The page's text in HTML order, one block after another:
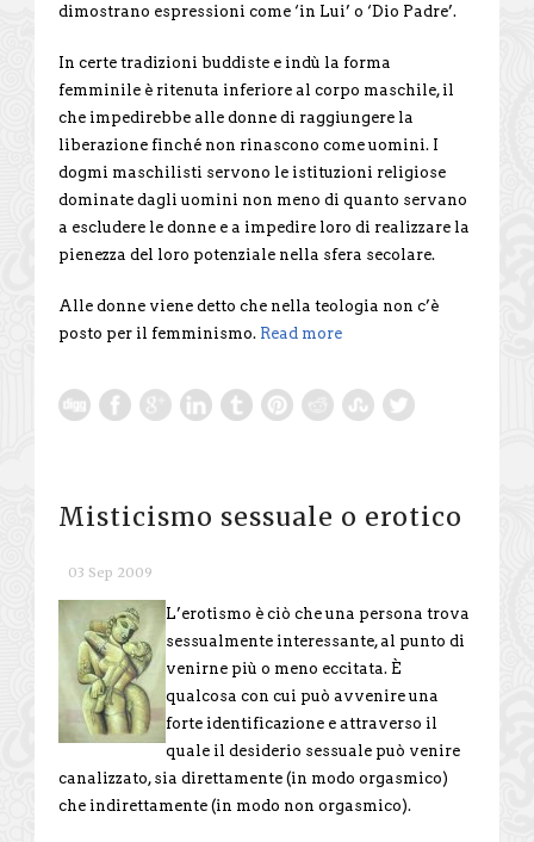
dimostrano espressioni come ‘in Lui’ o ‘Dio Padre’.
In certe tradizioni buddiste e indù la forma
femminile è ritenuta inferiore al corpo maschile, il
che impedirebbe alle donne di raggiungere la
liberazione finché non rinascono come uomini. I
dogmi maschilisti servono le istituzioni religiose
dominate dagli uomini non meno di quanto servano
a escludere le donne e a impedire loro di realizzare la
pienezza del loro potenziale nella sfera secolare.
Alle donne viene detto che nella teologia non c’è
posto per il femminismo. Read more
Misticismo sessuale o erotico
03 Sep 2009
L’erotismo è ciò che una persona trova
sessualmente interessante, al punto di
venirne più o meno eccitata. È
qualcosa con cui può avvenire una
forte identificazione e attraverso il
quale il desiderio sessuale può venire
canalizzato, sia direttamente (in modo orgasmico)
che indirettamente (in modo non orgasmico).